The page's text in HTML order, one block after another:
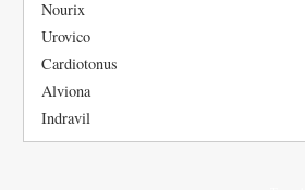
Nourix
Urovico
Cardiotonus
Alviona
Indravil